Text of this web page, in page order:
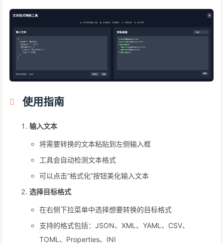
使用指南
输入文本
将需要转换的文本粘贴到左侧输入框
工具会自动检测文本格式
可以点击”格式化”按钮美化输入文本
选择目标格式
在右侧下拉菜单中选择想要转换的目标格式
支持的格式包括：JSON、XML、YAML、CSV、
TOML、Properties、INI